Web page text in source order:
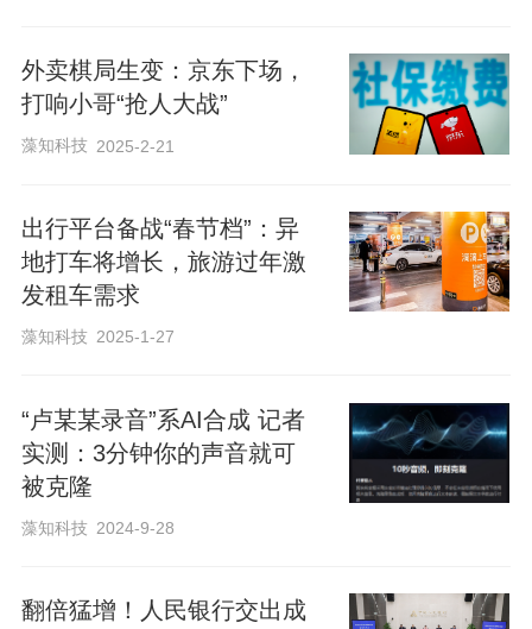
外卖棋局生变：京东下场，
打响小哥“抢人大战”
藻知科技 2025-2-21
出行平台备战“春节档”：异
地打车将增长，旅游过年激
发租车需求
藻知科技 2025-1-27
“卢某某录音”系AI合成 记者
实测：3分钟你的声音就可
被克隆
藻知科技 2024-9-28
翻倍猛增！人民银行交出成